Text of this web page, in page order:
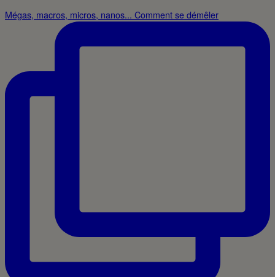
Mégas, macros, micros, nanos... Comment se démêler